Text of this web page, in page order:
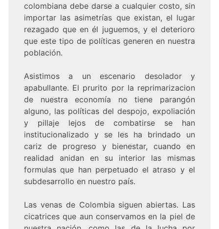
colombiana debe darse a cualquier costo, sin
importar las asimetrías que existan, el lugar
rezagado que en él juguemos, y el deterioro
que este tipo de políticas generen en nuestra
población.
Asistimos a un escenario desolador y
apabullante. El prurito por la reprimarizacion
de nuestra economía no tiene parangón
alguno, las políticas del despojo, expoliación
y pillaje lejos de combatirse se han
institucionalizado y se les ha brindado un
cariz de progreso y bienestar, cuando en
realidad anidan en su interior las mismas
formulas que han perpetuado el atraso y el
subdesarrollo en nuestro país.
Las venas de Colombia siguen abiertas. Las
cicatrices que aun conservamos en la piel de